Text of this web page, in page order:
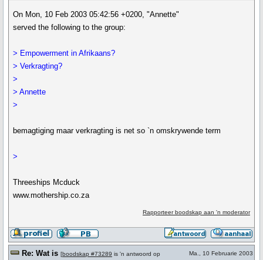
On Mon, 10 Feb 2003 05:42:56 +0200, "Annette"
served the following to the group:
> Empowerment in Afrikaans?
> Verkragting?
>
> Annette
>
bemagtiging maar verkragting is net so `n omskrywende term
>
Threeships Mcduck
www.mothership.co.za
Rapporteer boodskap aan 'n moderator
Re: Wat is [boodskap #73289 is 'n antwoord op
Ma., 10 Februarie 2003